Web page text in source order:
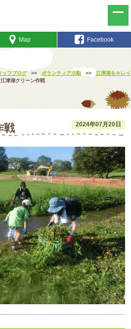
Map Facebook
ッフブログ >> ボランティア活動 >>
江津湖をキレイ
江津湖クリーン作戦
2024年07月20日
戦